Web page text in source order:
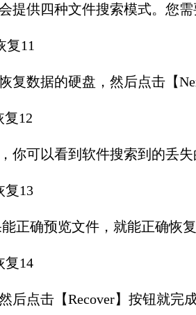
提供四种文件搜索模式。您
复数据的硬盘，然后点击【
你可以看到软件搜索到的丢失
正确预览文件，就能正确恢
后点击【Recover】按钮就完成